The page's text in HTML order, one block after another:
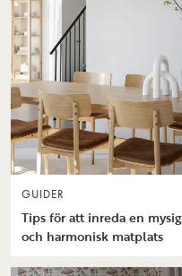
GUIDER
Tips för att inreda en mysig
och harmonisk matplats